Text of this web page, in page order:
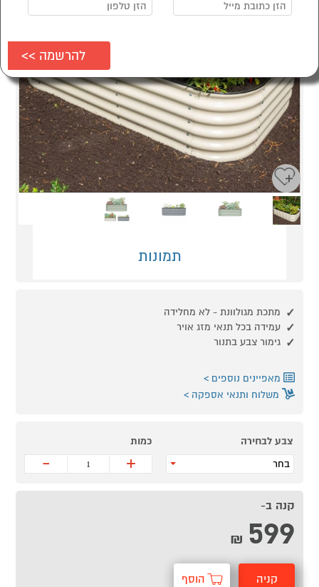
תמונות
מתכת מגולוונת - לא מחלידה
עמידה בכל תנאי מזג אויר
גימור צבע בתנור
מאפיינים נוספים
משלוח ותנאי אספקה
צבע לבחירה
בחר
כמות
+
-
קנה ב-
599
₪
קניה הוסף